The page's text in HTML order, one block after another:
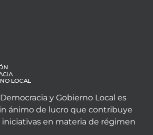
y Gobierno Local es
ánimo de lucro que contribuye
iniciativas en materia de régimen